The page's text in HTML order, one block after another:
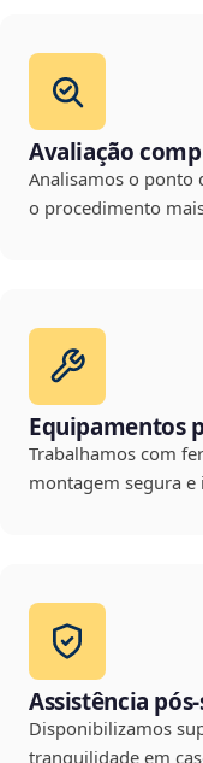
Avaliação
Analisamos o ponto
o procedimento
Equipamentos
Trabalhamos com
montagem segura e
Assistência
Disponibilizamos
tranquilidade em